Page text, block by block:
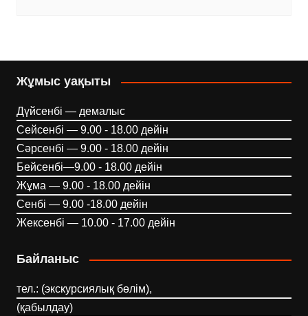
Жұмыс уақыты
Дүйсенбі — демалыс
Сейсенбі — 9.00 - 18.00 дейін
Сәрсенбі — 9.00 - 18.00 дейін
Бейсенбі—9.00 - 18.00 дейін
Жұма — 9.00 - 18.00 дейін
Сенбі — 9.00 -18.00 дейін
Жексенбі — 10.00 - 17.00 дейін
Байланыс
тел.: (экскурсиялық бөлім),
(қабылдау)